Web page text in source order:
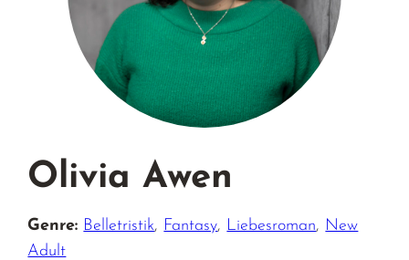
Olivia Awen
Genre: Belletristik, Fantasy, Liebesroman, New
Adult